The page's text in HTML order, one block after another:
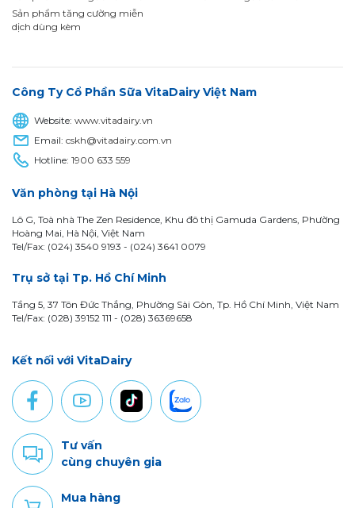
Sản phẩm tăng cường miễn
dịch dùng kèm
Công Ty Cổ Phần Sữa VitaDairy Việt Nam
Website:www.vitadairy.vn
Email:cskh@vitadairy.com.vn
Hotline:1900 633 559
Văn phòng tại Hà Nội
Lô G, Toà nhà The Zen Residence, Khu đô thị Gamuda Gardens, Phường
Hoàng Mai, Hà Nội, Việt Nam
Tel/Fax: (024) 3540 9193 - (024) 3641 0079
Trụ sở tại Tp. Hồ Chí Minh
Tầng 5, 37 Tôn Đức Thắng, Phường Sài Gòn, Tp. Hồ Chí Minh, Việt Nam
Tel/Fax: (028) 39152 111 - (028) 36369658
Kết nối với VitaDairy
Tư vấn
cùng chuyên gia
Mua hàng